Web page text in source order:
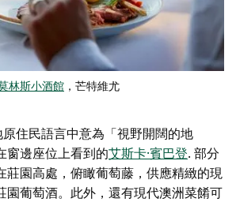
林斯小酒館 ，芒特維尤
住民語言中意為「視野開闊的地
窗邊座位上看到的艾斯卡·賓巴登. 部分
莊園高處，俯瞰葡萄藤，供應精緻的現
園葡萄酒。此外，還有現代澳洲菜餚可